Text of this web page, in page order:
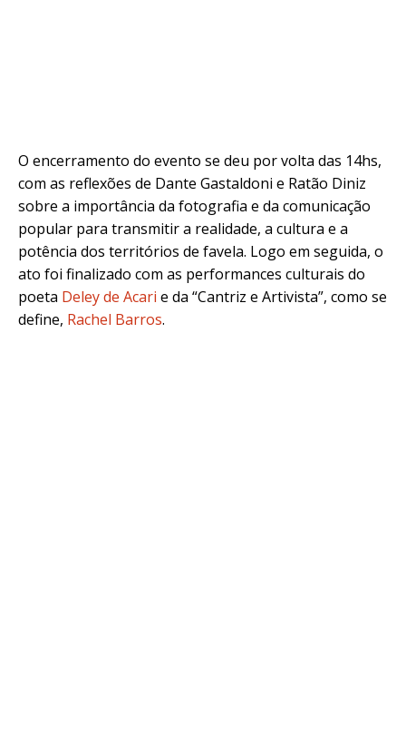
O encerramento do evento se deu por volta das 14hs,
com as reflexões de Dante Gastaldoni e Ratão Diniz
sobre a importância da fotografia e da comunicação
popular para transmitir a realidade, a cultura e a
potência dos territórios de favela. Logo em seguida, o
ato foi finalizado com as performances culturais do
poeta Deley de Acari e da “Cantriz e Artivista”, como se
define, Rachel Barros.